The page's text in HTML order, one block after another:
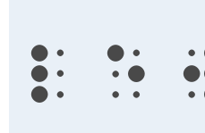
l e